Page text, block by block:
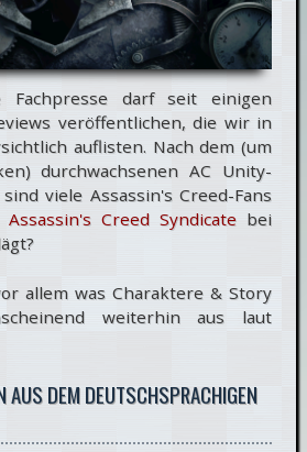
darf seit einigen
veröffentlichen, die wir in
auflisten. Nach dem (um
durchwachsenen AC Unity-
viele Assassin's Creed-Fans
Assassin's Creed Syndicate bei
allem was Charaktere & Story
weiterhin aus laut
AUS DEM DEUTSCHSPRACHIGEN